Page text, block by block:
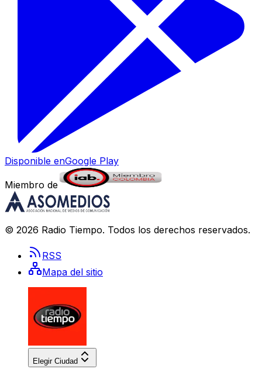
Disponible enGoogle Play
Miembro de
© 2026 Radio Tiempo. Todos los derechos reservados.
RSS
Mapa del sitio
Elegir Ciudad